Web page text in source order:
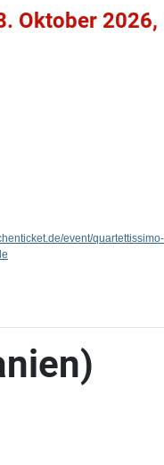
Oktober
event/